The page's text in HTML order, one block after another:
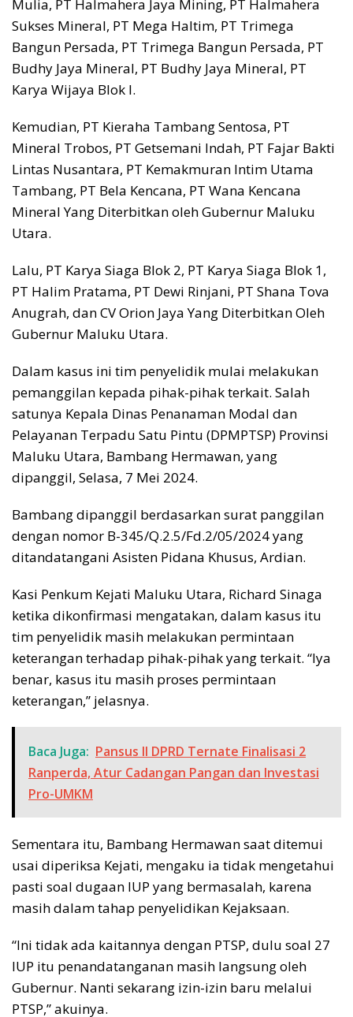
Mulia, PT Halmahera Jaya Mining, PT Halmahera
Sukses Mineral, PT Mega Haltim, PT Trimega
Bangun Persada, PT Trimega Bangun Persada, PT
Budhy Jaya Mineral, PT Budhy Jaya Mineral, PT
Karya Wijaya Blok I.
Kemudian, PT Kieraha Tambang Sentosa, PT
Mineral Trobos, PT Getsemani Indah, PT Fajar Bakti
Lintas Nusantara, PT Kemakmuran Intim Utama
Tambang, PT Bela Kencana, PT Wana Kencana
Mineral Yang Diterbitkan oleh Gubernur Maluku
Utara.
Lalu, PT Karya Siaga Blok 2, PT Karya Siaga Blok 1,
PT Halim Pratama, PT Dewi Rinjani, PT Shana Tova
Anugrah, dan CV Orion Jaya Yang Diterbitkan Oleh
Gubernur Maluku Utara.
Dalam kasus ini tim penyelidik mulai melakukan
pemanggilan kepada pihak-pihak terkait. Salah
satunya Kepala Dinas Penanaman Modal dan
Pelayanan Terpadu Satu Pintu (DPMPTSP) Provinsi
Maluku Utara, Bambang Hermawan, yang
dipanggil, Selasa, 7 Mei 2024.
Bambang dipanggil berdasarkan surat panggilan
dengan nomor B-345/Q.2.5/Fd.2/05/2024 yang
ditandatangani Asisten Pidana Khusus, Ardian.
Kasi Penkum Kejati Maluku Utara, Richard Sinaga
ketika dikonfirmasi mengatakan, dalam kasus itu
tim penyelidik masih melakukan permintaan
keterangan terhadap pihak-pihak yang terkait. “Iya
benar, kasus itu masih proses permintaan
keterangan,” jelasnya.
Baca Juga: Pansus II DPRD Ternate Finalisasi 2
Ranperda, Atur Cadangan Pangan dan Investasi
Pro-UMKM
Sementara itu, Bambang Hermawan saat ditemui
usai diperiksa Kejati, mengaku ia tidak mengetahui
pasti soal dugaan IUP yang bermasalah, karena
masih dalam tahap penyelidikan Kejaksaan.
“Ini tidak ada kaitannya dengan PTSP, dulu soal 27
IUP itu penandatanganan masih langsung oleh
Gubernur. Nanti sekarang izin-izin baru melalui
PTSP,” akuinya.